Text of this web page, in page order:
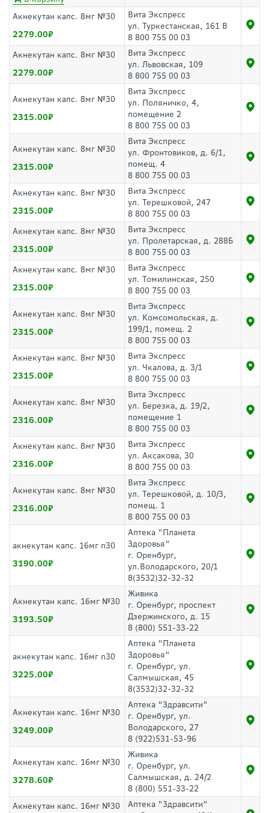
Акнекутан капс. 8мг №30
2279.00
Вита Экспресс
ул. Туркестанская, 161 В
8 800 755 00 03
Акнекутан капс. 8мг №30
2279.00
Вита Экспресс
ул. Львовская, 109
8 800 755 00 03
Акнекутан капс. 8мг №30
2315.00
Вита Экспресс
ул. Поляничко, 4,
помещение 2
8 800 755 00 03
Акнекутан капс. 8мг №30
2315.00
Вита Экспресс
ул. Фронтовиков, д. 6/1,
помещ. 4
8 800 755 00 03
Акнекутан капс. 8мг №30
2315.00
Вита Экспресс
ул. Терешковой, 247
8 800 755 00 03
Акнекутан капс. 8мг №30
2315.00
Вита Экспресс
ул. Пролетарская, д. 288Б
8 800 755 00 03
Акнекутан капс. 8мг №30
2315.00
Вита Экспресс
ул. Томилинская, 250
8 800 755 00 03
Акнекутан капс. 8мг №30
2315.00
Вита Экспресс
ул. Комсомольская, д.
199/1, помещ. 2
8 800 755 00 03
Акнекутан капс. 8мг №30
2315.00
Вита Экспресс
ул. Чкалова, д. 3/1
8 800 755 00 03
Акнекутан капс. 8мг №30
2316.00
Вита Экспресс
ул. Березка, д. 19/2,
помещение 1
8 800 755 00 03
Акнекутан капс. 8мг №30
2316.00
Вита Экспресс
ул. Аксакова, 30
8 800 755 00 03
Акнекутан капс. 8мг №30
2316.00
Вита Экспресс
ул. Терешковой, д. 10/3,
помещ. 1
8 800 755 00 03
акнекутан капс. 16мг n30
3190.00
Аптека "Планета
Здоровья"
г. Оренбург,
ул.Володарского, 20/1
8(3532)32-32-32
Акнекутан капс. 16мг №30
3193.50
Живика
г. Оренбург, проспект
Дзержинского, д. 15
8 (800) 551-33-22
акнекутан капс. 16мг n30
3225.00
Аптека "Планета
Здоровья"
г. Оренбург, ул.
Салмышская, 45
8(3532)32-32-32
Акнекутан капс. 16мг №30
3249.00
Аптека "Здравсити"
г. Оренбург, ул.
Володарского, 27
8 (922)531-53-96
Акнекутан капс. 16мг №30
3278.60
Живика
г. Оренбург, ул.
Салмышская, д. 24/2
8 (800) 551-33-22
Акнекутан капс. 16мг №30
Аптека "Здравсити"